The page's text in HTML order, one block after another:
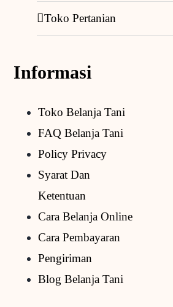
Toko Pertanian
Informasi
Toko Belanja Tani
FAQ Belanja Tani
Policy Privacy
Syarat Dan
Ketentuan
Cara Belanja Online
Cara Pembayaran
Pengiriman
Blog Belanja Tani